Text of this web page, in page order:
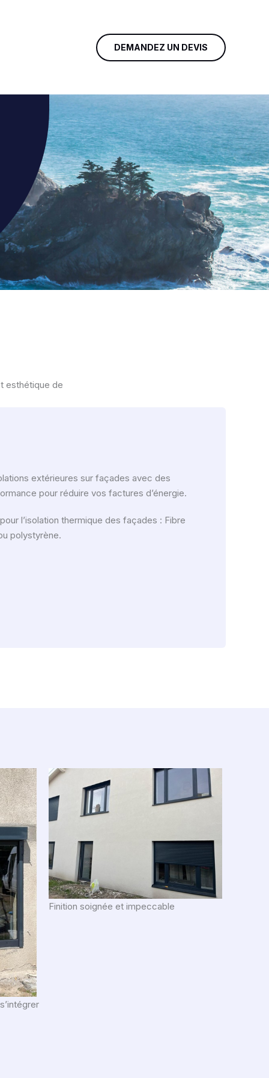
DEMANDEZ UN DEVIS
esthétique de
extérieures sur façades avec des
pour réduire vos factures d’énergie.
l’isolation thermique des façades : Fibre
polystyrène.
Finition soignée et impeccable